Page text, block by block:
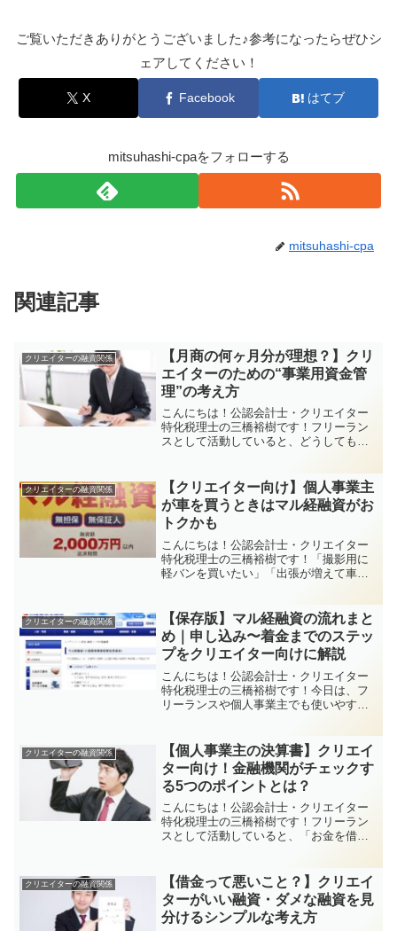
ご覧いただきありがとうございました♪参考になったらぜひシ
ェアしてください！
X Facebook はてブ
mitsuhashi-cpaをフォローする
mitsuhashi-cpa
関連記事
クリエイターの融資関係
【月商の何ヶ月分が理想？】クリ
エイターのための“事業用資金管
理”の考え方
こんにちは！公認会計士・クリエイター
特化税理士の三橋裕樹です！フリーラン
スとして活動していると、どうしても不
を残しておくべきかは、多くの人が悩む
ポイントですよね。今回は...
クリエイターの融資関係
【クリエイター向け】個人事業主
が車を買うときはマル経融資がお
トクかも
こんにちは！公認会計士・クリエイター
特化税理士の三橋裕樹です！「撮影用に
軽バンを買いたい」「出張が増えて車が
ン？ディーラーのローン？それとも一括
購入？実は、個人事業主にはも...
クリエイターの融資関係
【保存版】マル経融資の流れまと
め｜申し込み〜着金までのステッ
プをクリエイター向けに解説
こんにちは！公認会計士・クリエイター
特化税理士の三橋裕樹です！今日は、フ
リーランスや個人事業主でも使いやすい
でわかりやすくご紹介します！「金融機
関はちょっと怖い…」「融...
クリエイターの融資関係
【個人事業主の決算書】クリエイ
ター向け！金融機関がチェックす
る5つのポイントとは？
こんにちは！公認会計士・クリエイター
特化税理士の三橋裕樹です！フリーラン
スとして活動していると、「お金を借り
んてタイミング、いつか来るかもしれま
せん。そんなときに提出を...
クリエイターの融資関係
【借金って悪いこと？】クリエイ
ターがいい融資・ダメな融資を見
分けるシンプルな考え方